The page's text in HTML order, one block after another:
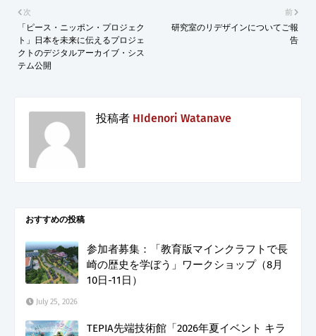
前
研究室のリデザインについてご報
告
次
「ピース・ニッポン・プロジェク
ト」日本を未来に伝えるプロジェ
クトのデジタルアーカイブ・シス
テム公開
投稿者 HIdenori Watanave
おすすめの投稿
参加者募集：「教育版マインクラフトで長
崎の歴史を学ぼう」ワークショップ（8月
10日-11日）
July 25, 2026
TEPIA先端技術館「2026年夏イベント キラ